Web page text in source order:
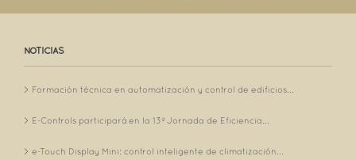
NOTICIAS
Formación técnica en automatización y control de edificios...
E-Controls participará en la 13ª Jornada de Eficiencia...
e-Touch Display Mini: control inteligente de climatización...